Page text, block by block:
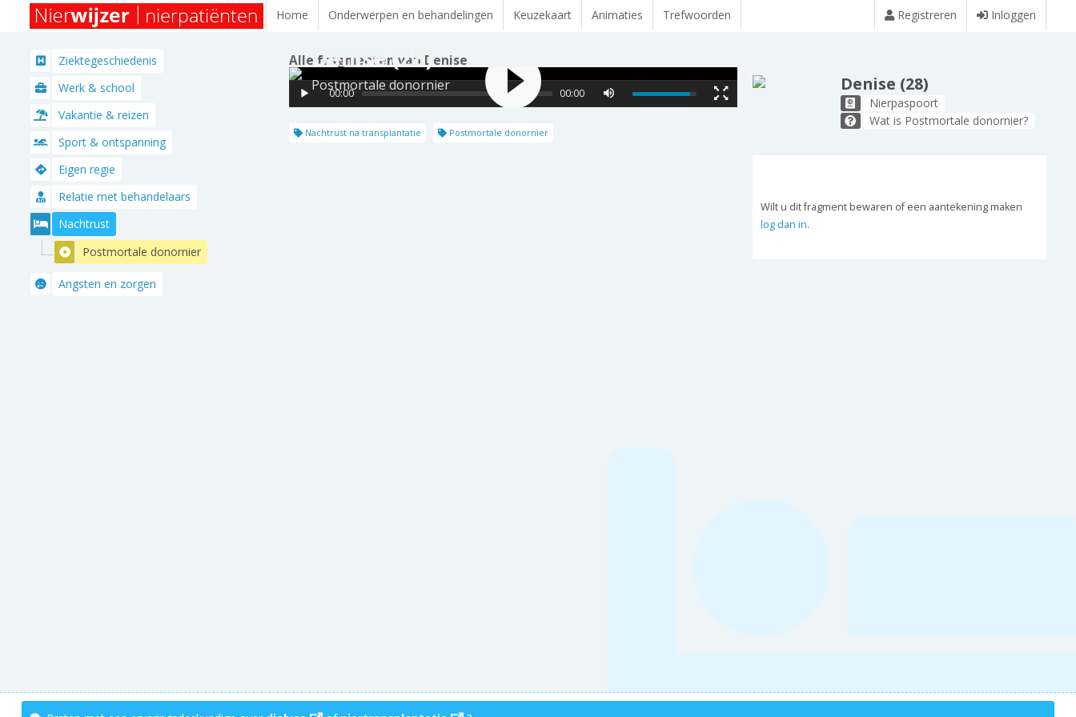
Home Onderwerpen en behandelingen Keuzekaart Animaties Trefwoorden Registreren Inloggen
Ziektegeschiedenis
Werk & school
Vakantie & reizen
Sport & ontspanning
Eigen regie
Relatie met behandelaars
Nachtrust
Postmortale donornier
Angsten en zorgen
Alle fragmenten van Denise
Denise (28)
Postmortale donornier
00:00 00:00
Nachtrust na transplantatie Postmortale donornier
Denise (28)
Nierpaspoort
Wat is Postmortale donornier?
Wilt u dit fragment bewaren of een aantekening maken
log dan in.